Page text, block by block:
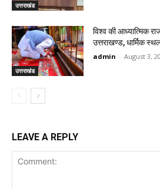
उत्तराखंड
उत्तराखंड
विश्व की आध्यात्मिक
उत्तराखण्ड, धार्मिक
admin - August 3,
LEAVE A REPLY